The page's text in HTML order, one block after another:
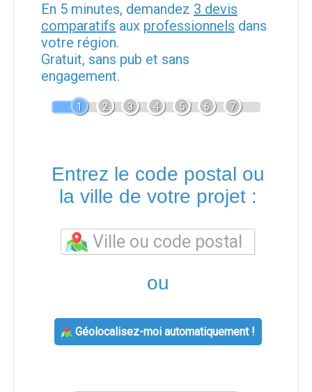
En 5 minutes, demandez 3 devis
comparatifs aux professionnels dans
votre région.
Gratuit, sans pub et sans
engagement.
1 2 3 4 5 6 7
Entrez le code postal ou
la ville de votre projet :
ou
Géolocalisez-moi automatiquement !